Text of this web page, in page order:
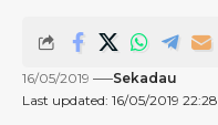
Last updated: 16/05/2019 22:28
16/05/2019 Sekadau